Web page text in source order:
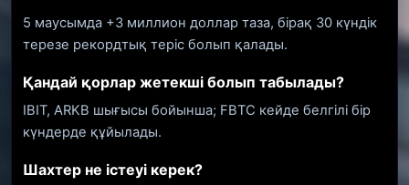
5 маусымда +3 миллион доллар таза, бірақ 30 күндік
терезе рекордтық теріс болып қалады.
Қандай қорлар жетекші болып табылады?
IBIT, ARKB шығысы бойынша; FBTC кейде белгілі бір
күндерде құйылады.
Шахтер не істеуі керек?